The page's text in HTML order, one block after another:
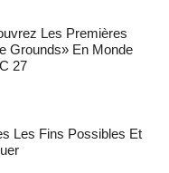
Les Premières
Grounds» En Monde
27
Les Fins Possibles Et